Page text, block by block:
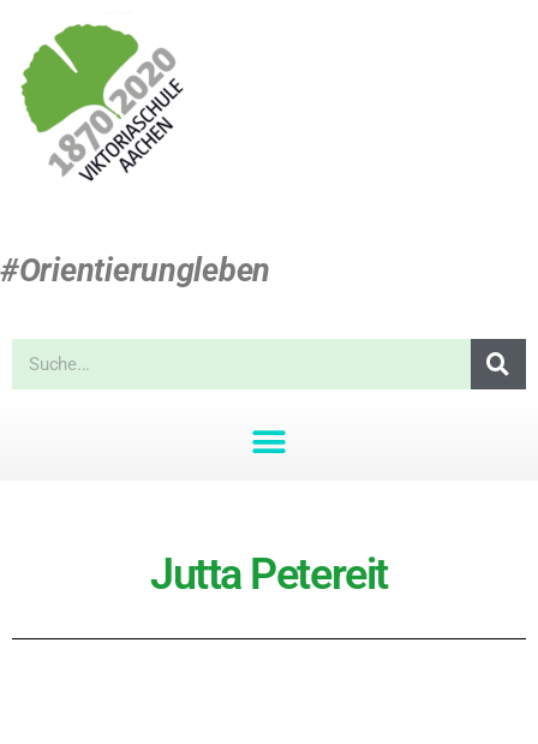
#Orientierungleben
Jutta Petereit